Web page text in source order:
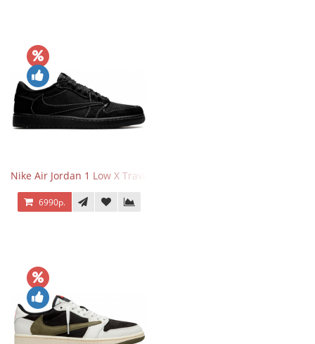
Nike Air Jordan 1 Low X Travis Scott Black Phantom
6990р.